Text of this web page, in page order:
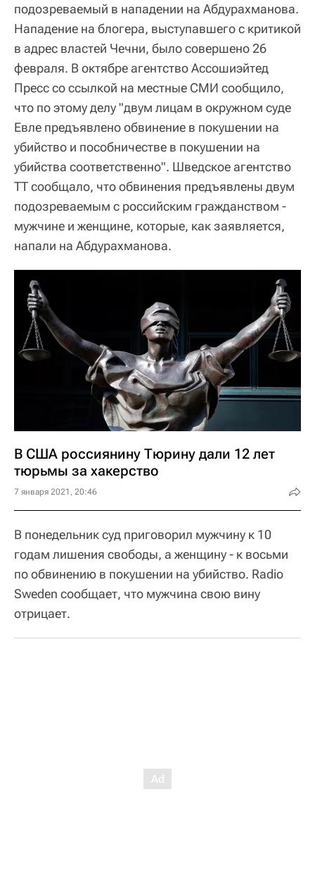
подозреваемый в нападении на Абдурахманова.
Нападение на блогера, выступавшего с критикой
в адрес властей Чечни, было совершено 26
февраля. В октябре агентство Ассошиэйтед
Пресс со ссылкой на местные СМИ сообщило,
что по этому делу "двум лицам в окружном суде
Евле предъявлено обвинение в покушении на
убийство и пособничестве в покушении на
убийства соответственно". Шведское агентство
TT сообщало, что обвинения предъявлены двум
подозреваемым с российским гражданством -
мужчине и женщине, которые, как заявляется,
напали на Абдурахманова.
В США россиянину Тюрину дали 12 лет
тюрьмы за хакерство
7 января 2021, 20:46
В понедельник суд приговорил мужчину к 10
годам лишения свободы, а женщину - к восьми
по обвинению в покушении на убийство. Radio
Sweden сообщает, что мужчина свою вину
отрицает.